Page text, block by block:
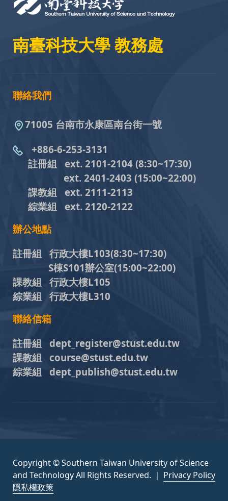
南臺科技大學 教務處
聯絡我們
71005 台南市永康區南台街一號
+886-6-253-3131
註冊組 ext. 2101-2104 (8:30~17:30)
ext. 2401-2403 (15:00~22:00)
課教組 ext. 2111-2113
綜業組
ext. 2120-2122
辦公地點
註冊組 行政大樓L103(8:30~17:30)
S棟S101辦公室(15:00~22:00)
課教組 行政大樓L105
綜業組 行政大樓L310
聯絡信箱
註冊組 dept_register@stust.edu.tw
課教組 course@stust.edu.tw
綜業組 dept_publish@stust.edu.tw
Copyright © Southern Taiwan University of Science
and Technology All Rights Reserved. ｜ Privacy Policy
隱私權政策